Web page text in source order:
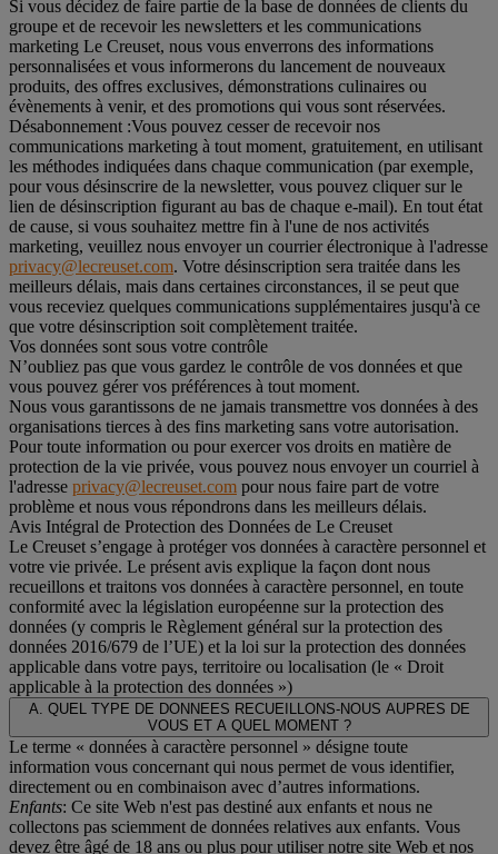
Si vous décidez de faire partie de la base de données de clients du
groupe et de recevoir les newsletters et les communications
marketing Le Creuset, nous vous enverrons des informations
personnalisées et vous informerons du lancement de nouveaux
produits, des offres exclusives, démonstrations culinaires ou
évènements à venir, et des promotions qui vous sont réservées.
Désabonnement :Vous pouvez cesser de recevoir nos
communications marketing à tout moment, gratuitement, en utilisant
les méthodes indiquées dans chaque communication (par exemple,
pour vous désinscrire de la newsletter, vous pouvez cliquer sur le
lien de désinscription figurant au bas de chaque e-mail). En tout état
de cause, si vous souhaitez mettre fin à l'une de nos activités
marketing, veuillez nous envoyer un courrier électronique à l'adresse
privacy@lecreuset.com. Votre désinscription sera traitée dans les
meilleurs délais, mais dans certaines circonstances, il se peut que
vous receviez quelques communications supplémentaires jusqu'à ce
que votre désinscription soit complètement traitée.
Vos données sont sous votre contrôle
N’oubliez pas que vous gardez le contrôle de vos données et que
vous pouvez gérer vos préférences à tout moment.
Nous vous garantissons de ne jamais transmettre vos données à des
organisations tierces à des fins marketing sans votre autorisation.
Pour toute information ou pour exercer vos droits en matière de
protection de la vie privée, vous pouvez nous envoyer un courriel à
l'adresse privacy@lecreuset.com pour nous faire part de votre
problème et nous vous répondrons dans les meilleurs délais.
Avis Intégral de Protection des Données de Le Creuset
Le Creuset s’engage à protéger vos données à caractère personnel et
votre vie privée. Le présent avis explique la façon dont nous
recueillons et traitons vos données à caractère personnel, en toute
conformité avec la législation européenne sur la protection des
données (y compris le Règlement général sur la protection des
données 2016/679 de l’UE) et la loi sur la protection des données
applicable dans votre pays, territoire ou localisation (le « Droit
applicable à la protection des données »)
A. QUEL TYPE DE DONNEES RECUEILLONS-NOUS AUPRES DE
VOUS ET A QUEL MOMENT ?
Le terme « données à caractère personnel » désigne toute
information vous concernant qui nous permet de vous identifier,
directement ou en combinaison avec d’autres informations.
Enfants: Ce site Web n'est pas destiné aux enfants et nous ne
collectons pas sciemment de données relatives aux enfants. Vous
devez être âgé de 18 ans ou plus pour utiliser notre site Web et nos